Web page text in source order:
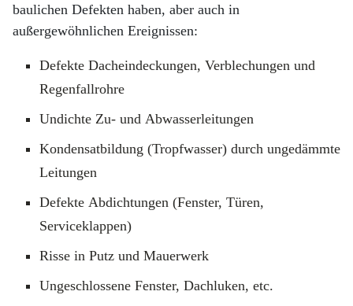
baulichen Defekten haben, aber auch in
außergewöhnlichen Ereignissen:
Defekte Dacheindeckungen, Verblechungen und
Regenfallrohre
Undichte Zu- und Abwasserleitungen
Kondensatbildung (Tropfwasser) durch ungedämmte
Leitungen
Defekte Abdichtungen (Fenster, Türen,
Serviceklappen)
Risse in Putz und Mauerwerk
Ungeschlossene Fenster, Dachluken, etc.